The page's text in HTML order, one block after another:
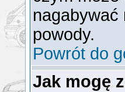
nagabywać
powody.
Powrót do
Jak mogę